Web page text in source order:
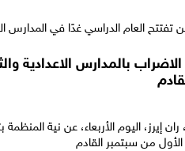
تفتتح العام الدراسي غدًا في المدارس
بالمدارس الاعدادية
إيرز، اليوم الأربعاء، عن نية المنظمة
من سبتمبر القادم